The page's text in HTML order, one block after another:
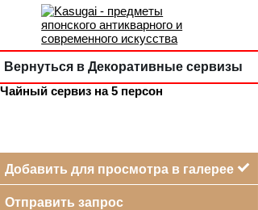
Вернуться в Декоративные сервизы
Чайный сервиз на 5 персон
Добавить для просмотра в галерее
Отправить запрос